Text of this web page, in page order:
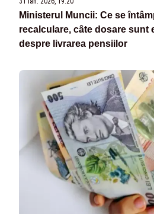
Ministerul Muncii: Ce se
recalculare, câte dosare sunt
despre livrarea pensiilor